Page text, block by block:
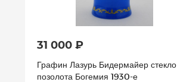
31 000 ₽
Графин Лазурь Бидермайер стекло
позолота Богемия 1930-е